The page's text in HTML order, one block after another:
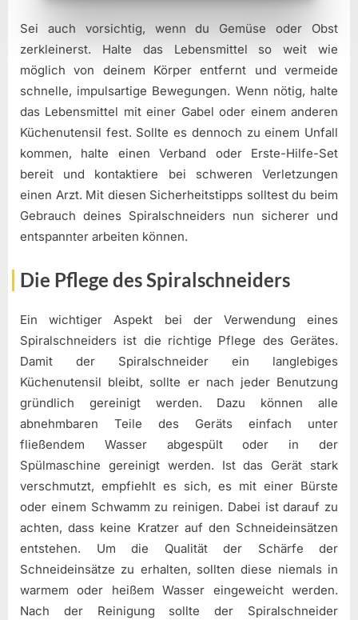
Sei auch vorsichtig, wenn du Gemüse oder Obst
zerkleinerst. Halte das Lebensmittel so weit wie
möglich von deinem Körper entfernt und vermeide
schnelle, impulsartige Bewegungen. Wenn nötig, halte
das Lebensmittel mit einer Gabel oder einem anderen
Küchenutensil fest. Sollte es dennoch zu einem Unfall
kommen, halte einen Verband oder Erste-Hilfe-Set
bereit und kontaktiere bei schweren Verletzungen
einen Arzt. Mit diesen Sicherheitstipps solltest du beim
Gebrauch deines Spiralschneiders nun sicherer und
entspannter arbeiten können.
Die Pflege des Spiralschneiders
Ein wichtiger Aspekt bei der Verwendung eines
Spiralschneiders ist die richtige Pflege des Gerätes.
Damit der Spiralschneider ein langlebiges
Küchenutensil bleibt, sollte er nach jeder Benutzung
gründlich gereinigt werden. Dazu können alle
abnehmbaren Teile des Geräts einfach unter
fließendem Wasser abgespült oder in der
Spülmaschine gereinigt werden. Ist das Gerät stark
verschmutzt, empfiehlt es sich, es mit einer Bürste
oder einem Schwamm zu reinigen. Dabei ist darauf zu
achten, dass keine Kratzer auf den Schneideinsätzen
entstehen. Um die Qualität der Schärfe der
Schneideinsätze zu erhalten, sollten diese niemals in
warmem oder heißem Wasser eingeweicht werden.
Nach der Reinigung sollte der Spiralschneider